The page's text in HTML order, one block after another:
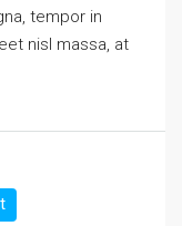
tempor in
nisl massa, at